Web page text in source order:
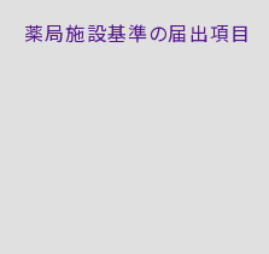
薬局施設基準の届出項目